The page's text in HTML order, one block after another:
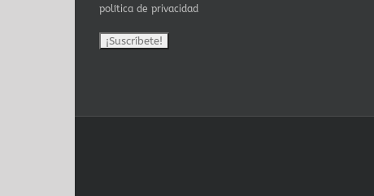
política de privacidad